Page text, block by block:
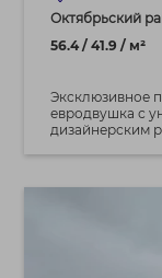
Октябрьский
56.4 / 41.9 / м²
Эксклюзивное
евродвушка с
дизайнерским